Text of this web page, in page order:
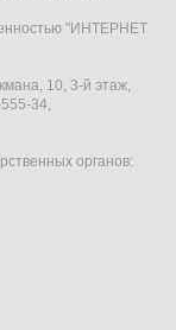
"ИНТЕРНЕТ
10, 3-й этаж,
34,
органов: